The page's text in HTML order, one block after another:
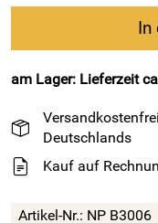
In
am Lager: Lieferzeit
Deutschlands
Kauf auf
Artikel-Nr.: NP B3006